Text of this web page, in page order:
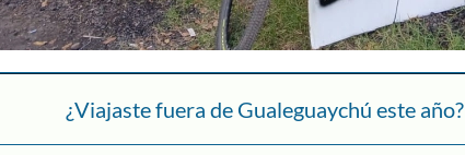
¿Viajaste fuera de Gualeguaychú este año?